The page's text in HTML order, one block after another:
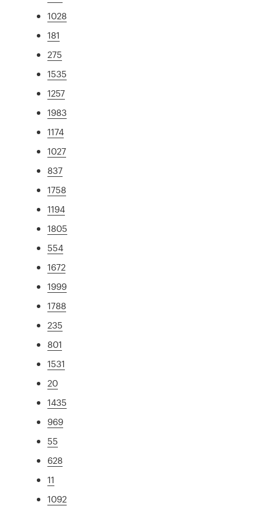
1028
181
275
1535
1257
1983
1174
1027
837
1758
1194
1805
554
1672
1999
1788
235
801
1531
20
1435
969
55
628
11
1092